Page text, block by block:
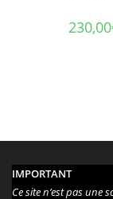
230,00
IMPORTANT
Ce site n’est pas une